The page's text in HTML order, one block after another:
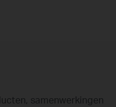
samenwerkingen